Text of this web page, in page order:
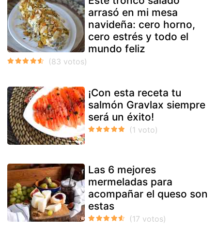
arrasó en mi mesa
navideña: cero horno,
cero estrés y todo el
mundo feliz
¡Con esta receta tu
salmón Gravlax siempre
será un éxito!
Las 6 mejores
mermeladas para
acompañar el queso son
estas